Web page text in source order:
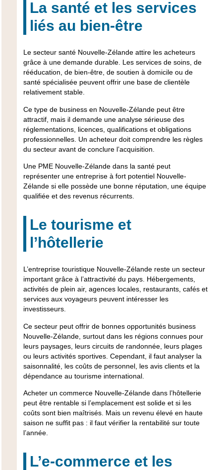
La santé et les services
liés au bien-être
Le secteur santé Nouvelle-Zélande attire les acheteurs
grâce à une demande durable. Les services de soins, de
rééducation, de bien-être, de soutien à domicile ou de
santé spécialisée peuvent offrir une base de clientèle
relativement stable.
Ce type de business en Nouvelle-Zélande peut être
attractif, mais il demande une analyse sérieuse des
réglementations, licences, qualifications et obligations
professionnelles. Un acheteur doit comprendre les règles
du secteur avant de conclure l’acquisition.
Une PME Nouvelle-Zélande dans la santé peut
représenter une entreprise à fort potentiel Nouvelle-
Zélande si elle possède une bonne réputation, une équipe
qualifiée et des revenus récurrents.
Le tourisme et
l’hôtellerie
L’entreprise touristique Nouvelle-Zélande reste un secteur
important grâce à l’attractivité du pays. Hébergements,
activités de plein air, agences locales, restaurants, cafés et
services aux voyageurs peuvent intéresser les
investisseurs.
Ce secteur peut offrir de bonnes opportunités business
Nouvelle-Zélande, surtout dans les régions connues pour
leurs paysages, leurs circuits de randonnée, leurs plages
ou leurs activités sportives. Cependant, il faut analyser la
saisonnalité, les coûts de personnel, les avis clients et la
dépendance au tourisme international.
Acheter un commerce Nouvelle-Zélande dans l’hôtellerie
peut être rentable si l’emplacement est solide et si les
coûts sont bien maîtrisés. Mais un revenu élevé en haute
saison ne suffit pas : il faut vérifier la rentabilité sur toute
l’année.
L’e-commerce et les